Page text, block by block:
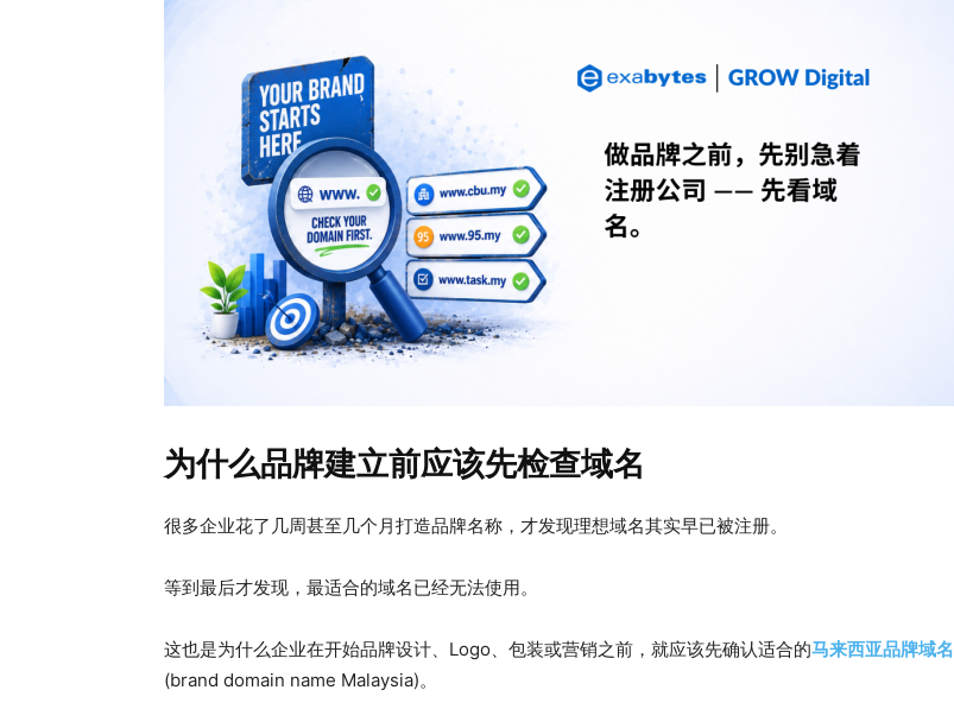
为什么品牌建立前应该先检查域名
很多企业花了几周甚至几个月打造品牌名称，才发现理想域名其实早已被注册。
等到最后才发现，最适合的域名已经无法使用。
这也是为什么企业在开始品牌设计、Logo、包装或营销之前，就应该先确认适合的马来西亚品牌域名
(brand domain name Malaysia)。